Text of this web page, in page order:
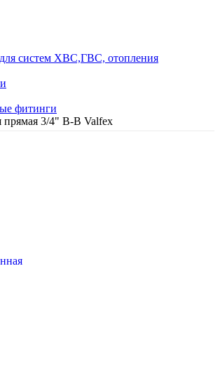
систем ХВС,ГВС, отопления
фитинги
прямая 3/4" В-В Valfex